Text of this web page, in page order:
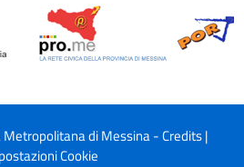
Metropolitana di Messina -Credits|
Cookie